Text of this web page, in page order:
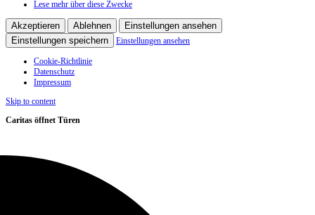
Lese mehr über diese Zwecke
Akzeptieren Ablehnen
Einstellungen ansehen
Einstellungen speichern
Einstellungen ansehen
Cookie-Richtlinie
Datenschutz
Impressum
Skip to content
Caritas öffnet Türen